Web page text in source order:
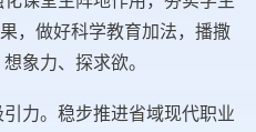
，做好科学教育加法，播撒
象力、探求欲。
力。稳步推进省域现代职业